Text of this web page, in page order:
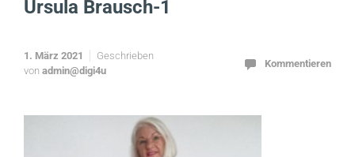
Ursula Brausch-1
1. März 2021
Geschrieben
von admin@digi4u
Kommentieren